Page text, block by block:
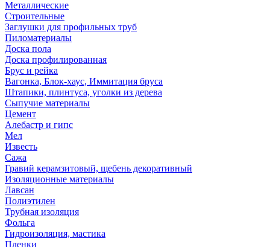
Металлические
Строительные
Заглушки для профильных труб
Пиломатериалы
Доска пола
Доска профилированная
Брус и рейка
Вагонка, Блок-хаус, Иммитация бруса
Штапики, плинтуса, уголки из дерева
Сыпучие материалы
Цемент
Алебастр и гипс
Мел
Известь
Сажа
Гравий керамзитовый, щебень декоративный
Изоляционные материалы
Лавсан
Полиэтилен
Трубная изоляция
Фольга
Гидроизоляция, мастика
Пленки